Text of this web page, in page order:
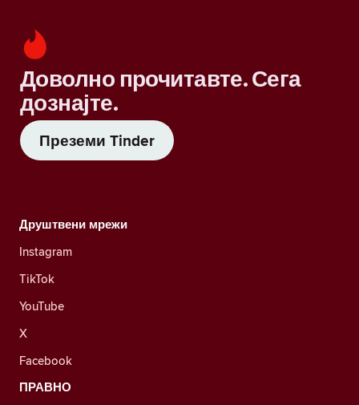
Доволно прочитавте. Сега
дознајте.
Преземи Tinder
Друштвени мрежи
Instagram
TikTok
YouTube
X
Facebook
ПРАВНО